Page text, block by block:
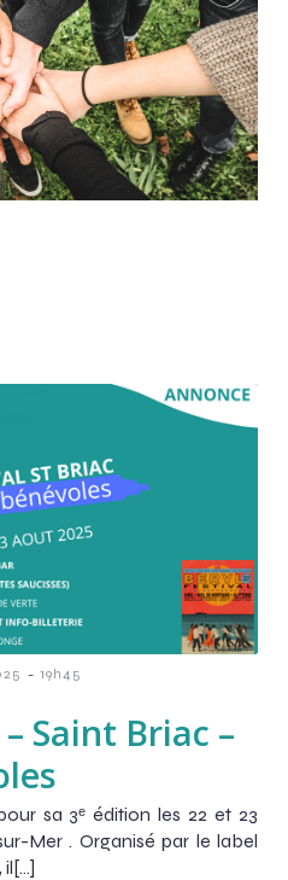
- 19h45
Saint Briac –
sa 3ᵉ édition les 22 et 23
Mer . Organisé par le label
il[…]